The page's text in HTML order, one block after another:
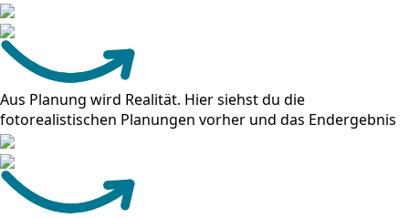
Aus Planung wird Realität. Hier siehst du die
fotorealistischen Planungen vorher und das Endergebnis